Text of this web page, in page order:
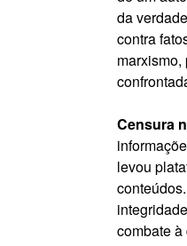
da
contra
Censura
levou
combate